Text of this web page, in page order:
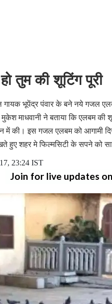
तुम की शूटिंग पूरी
भूपेंद्र पंवार के बने नये गजल
मुकेश माधवानी ने बताया कि एलबम
में की। इस गजल एलबम को आगामी
हुए शहर मे फिल्मसिटी के सपने को
23:24 IST
Join for live updates on